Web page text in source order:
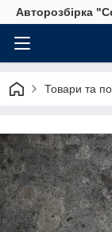
Авторозбірка
Товари та